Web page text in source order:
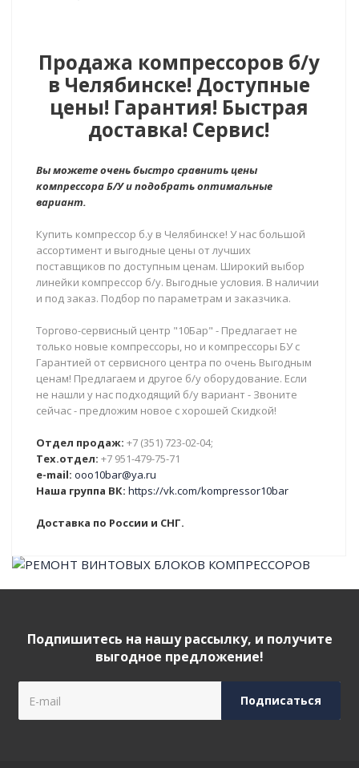
Продажа компрессоров б/у
в Челябинске! Доступные
цены! Гарантия! Быстрая
доставка! Сервис!
Вы можете очень быстро сравнить цены
компрессора Б/У и подобрать оптимальные
вариант.
Купить компрессор б.у в Челябинске! У нас большой
ассортимент и выгодные цены от лучших
поставщиков по доступным ценам. Широкий выбор
линейки компрессор б/у. Выгодные условия. В наличии
и под заказ. Подбор по параметрам и заказчика.
Торгово-сервисный центр "10Бар" - Предлагает не
только новые компрессоры, но и компрессоры БУ с
Гарантией от сервисного центра по очень Выгодным
ценам! Предлагаем и другое б/у оборудование. Если
не нашли у нас подходящий б/у вариант - Звоните
сейчас - предложим новое с хорошей Скидкой!
Отдел продаж: +7 (351) 723-02-04;
Тех.отдел: +7 951-479-75-71
e-mail: ooo10bar@ya.ru
Наша группа ВК: https://vk.com/kompressor10bar
Доставка по России и СНГ.
Подпишитесь на нашу рассылку, и получите
выгодное предложение!